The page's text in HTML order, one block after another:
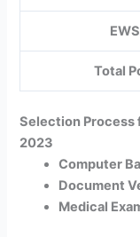
EWS
Total
Selection Process
2023
Computer
Document
Medical